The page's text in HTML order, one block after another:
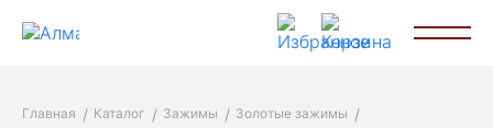
Главная Каталог Зажимы
Золотые зажимы